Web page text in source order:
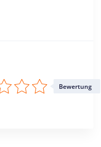
Bewertung